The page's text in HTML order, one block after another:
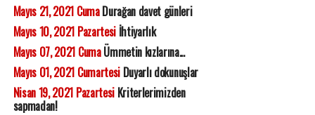
Mayıs 21, 2021 CumaDurağan davet günleri
Mayıs 10, 2021 Pazartesiİhtiyarlık
Mayıs 07, 2021 CumaÜmmetin kızlarına...
Mayıs 01, 2021 CumartesiDuyarlı dokunuşlar
Nisan 19, 2021 PazartesiKriterlerimizden
sapmadan!